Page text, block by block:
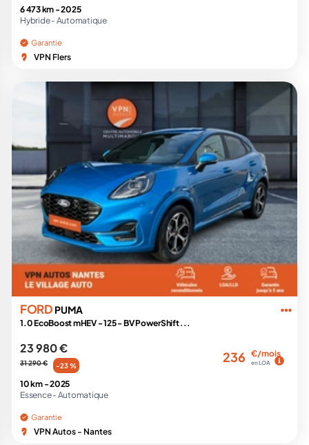
6 473 km -2025
Hybride - Automatique
Garantie
VPN Flers
FORD PUMA
1.0 EcoBoost mHEV - 125 - BV PowerShift ...
23 980 €
31 290 € -23 %
236 €/mois
en LOA
10 km -2025
Essence - Automatique
Garantie
VPN Autos - Nantes